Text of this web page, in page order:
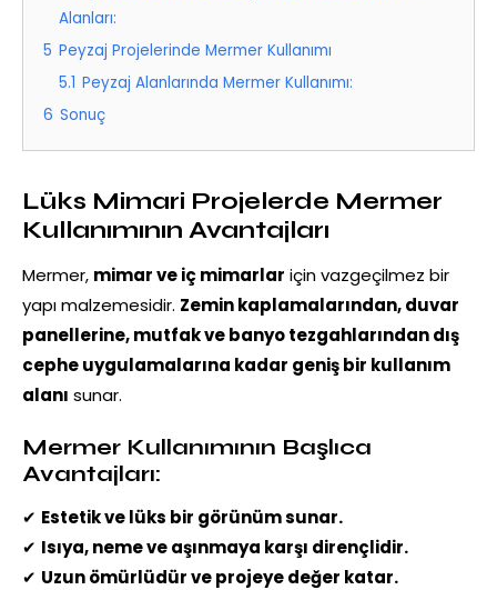
Alanları:
5 Peyzaj Projelerinde Mermer Kullanımı
5.1 Peyzaj Alanlarında Mermer Kullanımı:
6 Sonuç
Lüks Mimari Projelerde Mermer
Kullanımının Avantajları
Mermer, mimar ve iç mimarlar için vazgeçilmez bir
yapı malzemesidir. Zemin kaplamalarından, duvar
panellerine, mutfak ve banyo tezgahlarından dış
cephe uygulamalarına kadar geniş bir kullanım
alanı sunar.
Mermer Kullanımının Başlıca
Avantajları:
✔ Estetik ve lüks bir görünüm sunar.
✔ Isıya, neme ve aşınmaya karşı dirençlidir.
✔ Uzun ömürlüdür ve projeye değer katar.